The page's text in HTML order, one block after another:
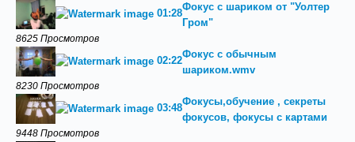
01:28
Фокус с шариком от "Уолтер
Гром"
8625 Просмотров
02:22
Фокус с обычным
шариком.wmv
8230 Просмотров
03:48
Фокусы,обучение , секреты
фокусов, фокусы с картами
9448 Просмотров